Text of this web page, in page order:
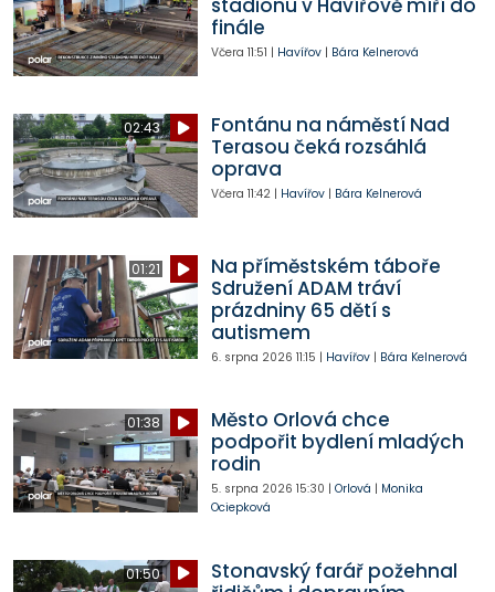
stadionu v Havířově míří do
finále
Včera 11:51 | Havířov| Bára Kelnerová
02:43
Fontánu na náměstí Nad
Terasou čeká rozsáhlá
oprava
Včera 11:42| Havířov| Bára Kelnerová
01:21
Na příměstském táboře
Sdružení ADAM tráví
prázdniny 65 dětí s
autismem
6. srpna 2026 11:15 | Havířov| Bára Kelnerová
01:38
Město Orlová chce
podpořit bydlení mladých
rodin
5. srpna 2026 15:30 | Orlová | Monika
Ociepková
01:50
Stonavský farář požehnal